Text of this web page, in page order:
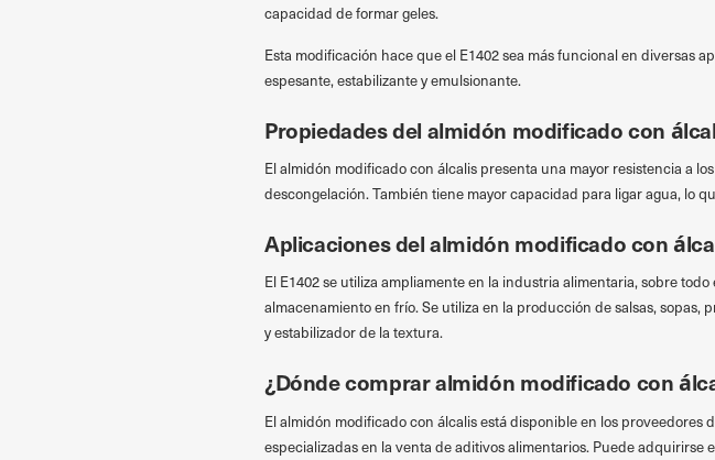
capacidad de formar geles.
Esta modificación hace que el E1402 sea más funcional en diversas
espesante, estabilizante y emulsionante.
Propiedades del almidón modificado con
El almidón modificado con álcalis presenta una mayor resistencia a
descongelación. También tiene mayor capacidad para ligar agua, lo
Aplicaciones del almidón modificado con
El E1402 se utiliza ampliamente en la industria alimentaria, sobre
almacenamiento en frío. Se utiliza en la producción de salsas,
y estabilizador de la textura.
¿Dónde comprar almidón modificado con
El almidón modificado con álcalis está disponible en los
especializadas en la venta de aditivos alimentarios. Puede